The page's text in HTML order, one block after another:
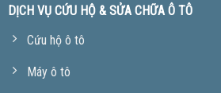
DỊCH VỤ CỨU HỘ & SỬA CHỮA Ô TÔ
Cứu hộ ô tô
Máy ô tô